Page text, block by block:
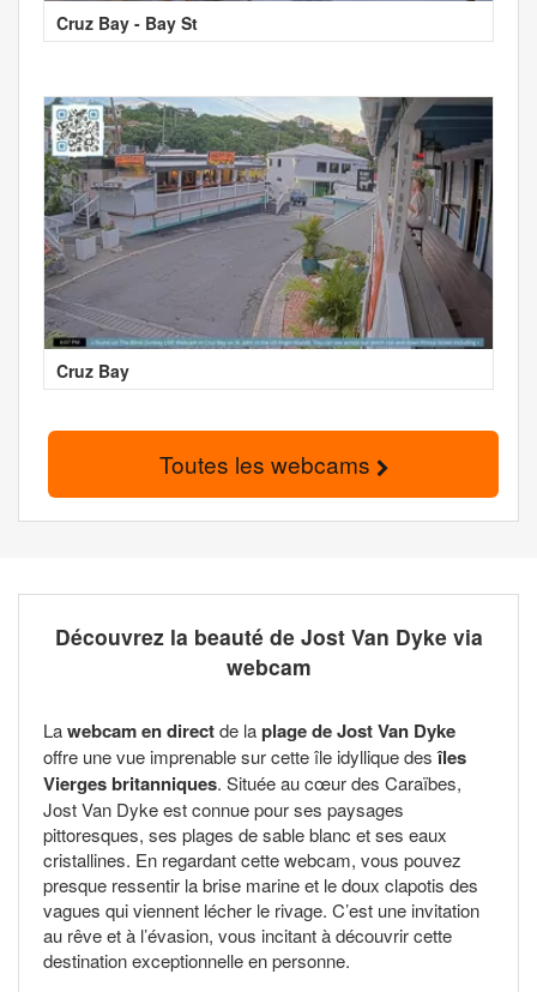
Cruz Bay - Bay St
Cruz Bay
Toutes les webcams
Découvrez la beauté de Jost Van Dyke via
webcam
Lawebcam en directde laplage de Jost Van Dyke
offre une vue imprenable sur cette île idyllique desîles
Vierges britanniques. Située au cœur des Caraïbes,
Jost Van Dyke est connue pour ses paysages
pittoresques, ses plages de sable blanc et ses eaux
cristallines. En regardant cette webcam, vous pouvez
presque ressentir la brise marine et le doux clapotis des
vagues qui viennent lécher le rivage. C’est une invitation
au rêve et à l’évasion, vous incitant à découvrir cette
destination exceptionnelle en personne.